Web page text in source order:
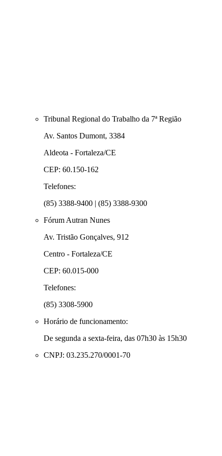
Tribunal Regional do Trabalho da 7ª Região
Av. Santos Dumont, 3384
Aldeota - Fortaleza/CE
CEP: 60.150-162
Telefones:
(85) 3388-9400 | (85) 3388-9300
Fórum Autran Nunes
Av. Tristão Gonçalves, 912
Centro - Fortaleza/CE
CEP: 60.015-000
Telefones:
(85) 3308-5900
Horário de funcionamento:
De segunda a sexta-feira, das 07h30 às 15h30
CNPJ: 03.235.270/0001-70